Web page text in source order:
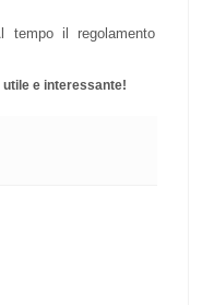
il regolamento
utile e interessante!